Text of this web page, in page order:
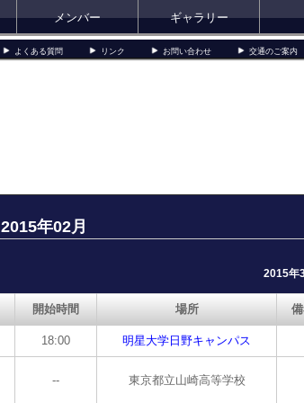
メンバー ギャラリー
よくある質問 リンク お問い合わせ 交通のご案内
2015年02月
2015年
開始時間 場所
18:00 明星大学日野キャンパス
-- 東京都立山崎高等学校